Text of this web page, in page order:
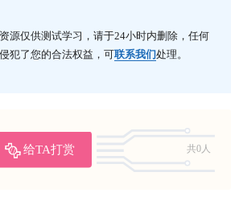
源仅供测试学习，请于24小时内删除，任何
犯了您的合法权益，可联系我们处理。
给TA打赏
共0人